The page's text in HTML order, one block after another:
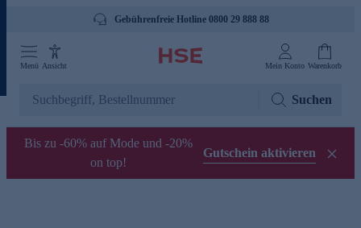
Gebührenfreie Hotline 0800 29 888 88
Menü Ansicht Mein Konto Warenkorb
Suchen
Bis zu -60% auf Mode und -20%
on top!
Gutschein aktivieren